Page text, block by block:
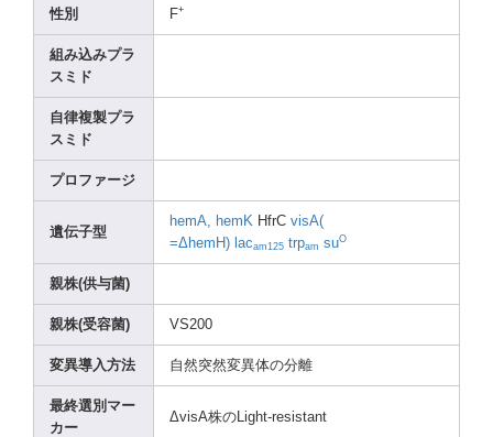
性別 F+
組み込みプラ
スミド
自律複製プラ
スミド
プロファージ
遺伝子型
hemA, hemK HfrC visA(
=ΔhemH) lacam125 trpam suO
親株(供与菌)
親株(受容菌) VS200
変異導入方法 自然突然変異体の分離
最終選別マー
カー
ΔvisA株のLight-resistant